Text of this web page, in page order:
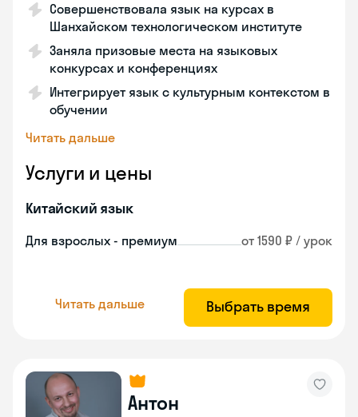
Совершенствовала язык на курсах в
Шанхайском технологическом институте
Заняла призовые места на языковых
конкурсах и конференциях
Интегрирует язык с культурным контекстом в
обучении
Читать дальше
Услуги и цены
Китайский язык
Для взрослых - премиум от 1590 ₽ / урок
Читать дальше Выбрать время
Антон